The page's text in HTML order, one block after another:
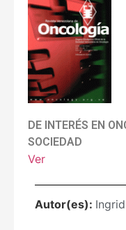
DE INTERÉS EN
SOCIEDAD
Ver
Autor(es):